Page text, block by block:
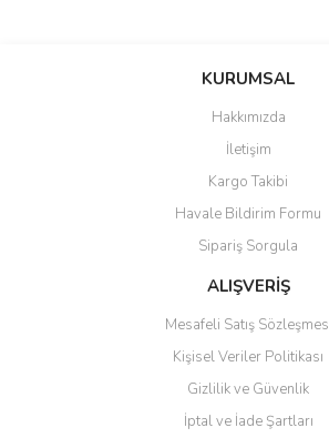
Bu ürüne ilk yorumu siz
Yorum Yaz
Ürün resmi kalitesiz, bozuk veya
Ürün açıklamasında eksik bilgiler bulunuyor.
Ürün bilgilerinde hatalar bulunuyor.
Ürün fiyatı diğer sitelerden daha pahalı.
Bu ürüne benzer farklı alternatifler olmalı.
Gönder
KURUMSAL
Hakkımızda
İletişim
Kargo Takibi
Havale Bildirim Formu
Sipariş Sorgula
ALIŞVERİŞ
Mesafeli Satış
Kişisel Veriler Politikası
Gizlilik ve Güvenlik
İptal ve İade Şartları